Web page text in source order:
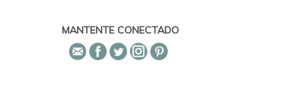
MANTENTE CONECTADO